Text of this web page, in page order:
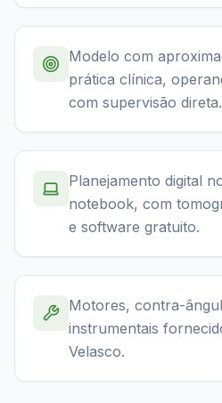
Modelo com
prática clínica,
com supervisão direta.
Planejamento digital
notebook, com
e software gratuito.
Motores, contra-
instrumentais
Velasco.